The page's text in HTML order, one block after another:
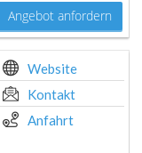
Angebot anfordern
Website
Kontakt
Anfahrt